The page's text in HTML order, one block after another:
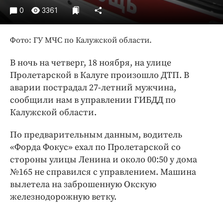
Издания
Медиаперсона
Интересное чтиво
Бренд года
Работодатель года
0 3361
Фото: ГУ МЧС по Калужской области.
В ночь на четверг, 18 ноября, на улице
Пролетарской в Калуге произошло ДТП. В
аварии пострадал 27-летний мужчина,
сообщили нам в управлении ГИБДД по
Калужской области.
По предварительным данным, водитель
«Форда Фокус» ехал по Пролетарской со
стороны улицы Ленина и около 00:50 у дома
№165 не справился с управлением. Машина
вылетела на заброшенную Окскую
железнодорожную ветку.